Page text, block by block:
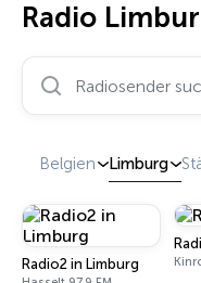
Radio
Radiosender suchen…
Belgien Limburg
Radio2 in Limburg